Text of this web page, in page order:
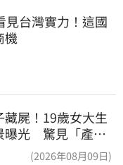
見台灣實力！這國
機
藏屍！19歲女大生
曝光 驚見「產檢
(2026年08月09日)